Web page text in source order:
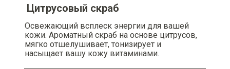
Цитрусовый скраб
Освежающий всплеск энергии для вашей
кожи. Ароматный скраб на основе цитрусов,
мягко отшелушивает, тонизирует и
насыщает вашу кожу витаминами.